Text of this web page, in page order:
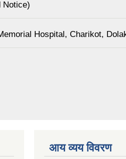
Notice)
Hospital, Charikot,
आय व्यय विवरण